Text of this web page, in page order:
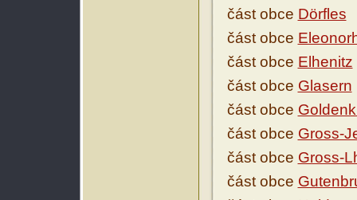
část obce Dörfles
část obce
část obce Elhenitz
část obce Glasern
část obce
část obce Gross-
část obce Gross-
část obce